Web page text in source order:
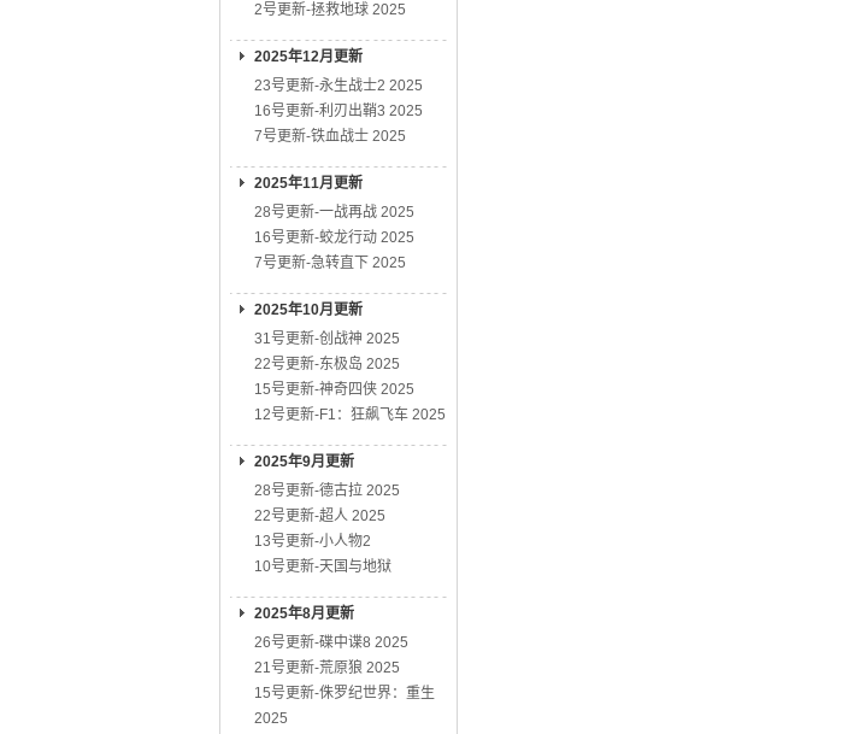
2号更新-拯救地球 2025
2025年12月更新
23号更新-永生战士2 2025
16号更新-利刃出鞘3 2025
7号更新-铁血战士 2025
2025年11月更新
28号更新-一战再战 2025
16号更新-蛟龙行动 2025
7号更新-急转直下 2025
2025年10月更新
31号更新-创战神 2025
22号更新-东极岛 2025
15号更新-神奇四侠 2025
12号更新-F1：狂飙飞车 2025
2025年9月更新
28号更新-德古拉 2025
22号更新-超人 2025
13号更新-小人物2
10号更新-天国与地狱
2025年8月更新
26号更新-碟中谍8 2025
21号更新-荒原狼 2025
15号更新-侏罗纪世界：重生
2025